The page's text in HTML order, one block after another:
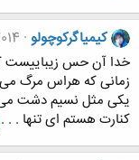
کیمیاگرکوچولو
خدا آن حس زیباییست
زمانی که هراس مرگ
یکی مثل نسیم دشت
کنارت هستم ای تنها . . .